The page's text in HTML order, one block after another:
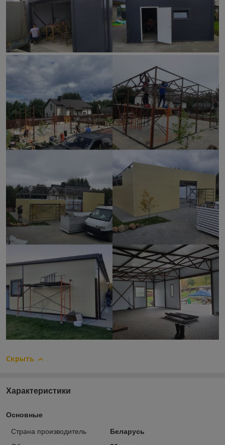
Скрыть
Характеристики
Основные
Страна производитель
Беларусь